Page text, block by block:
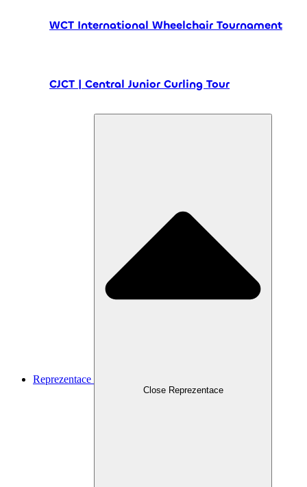
WCT International Wheelchair Tournament
CJCT | Central Junior Curling Tour
Reprezentace
Close Reprezentace